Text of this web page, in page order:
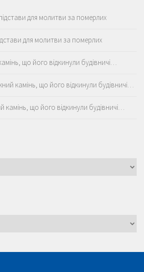
підстави для молитви за померлих
для молитви за померлих
що його відкинули будівничі…
камінь, що його відкинули будівничі…
камінь, що його відкинули будівничі…